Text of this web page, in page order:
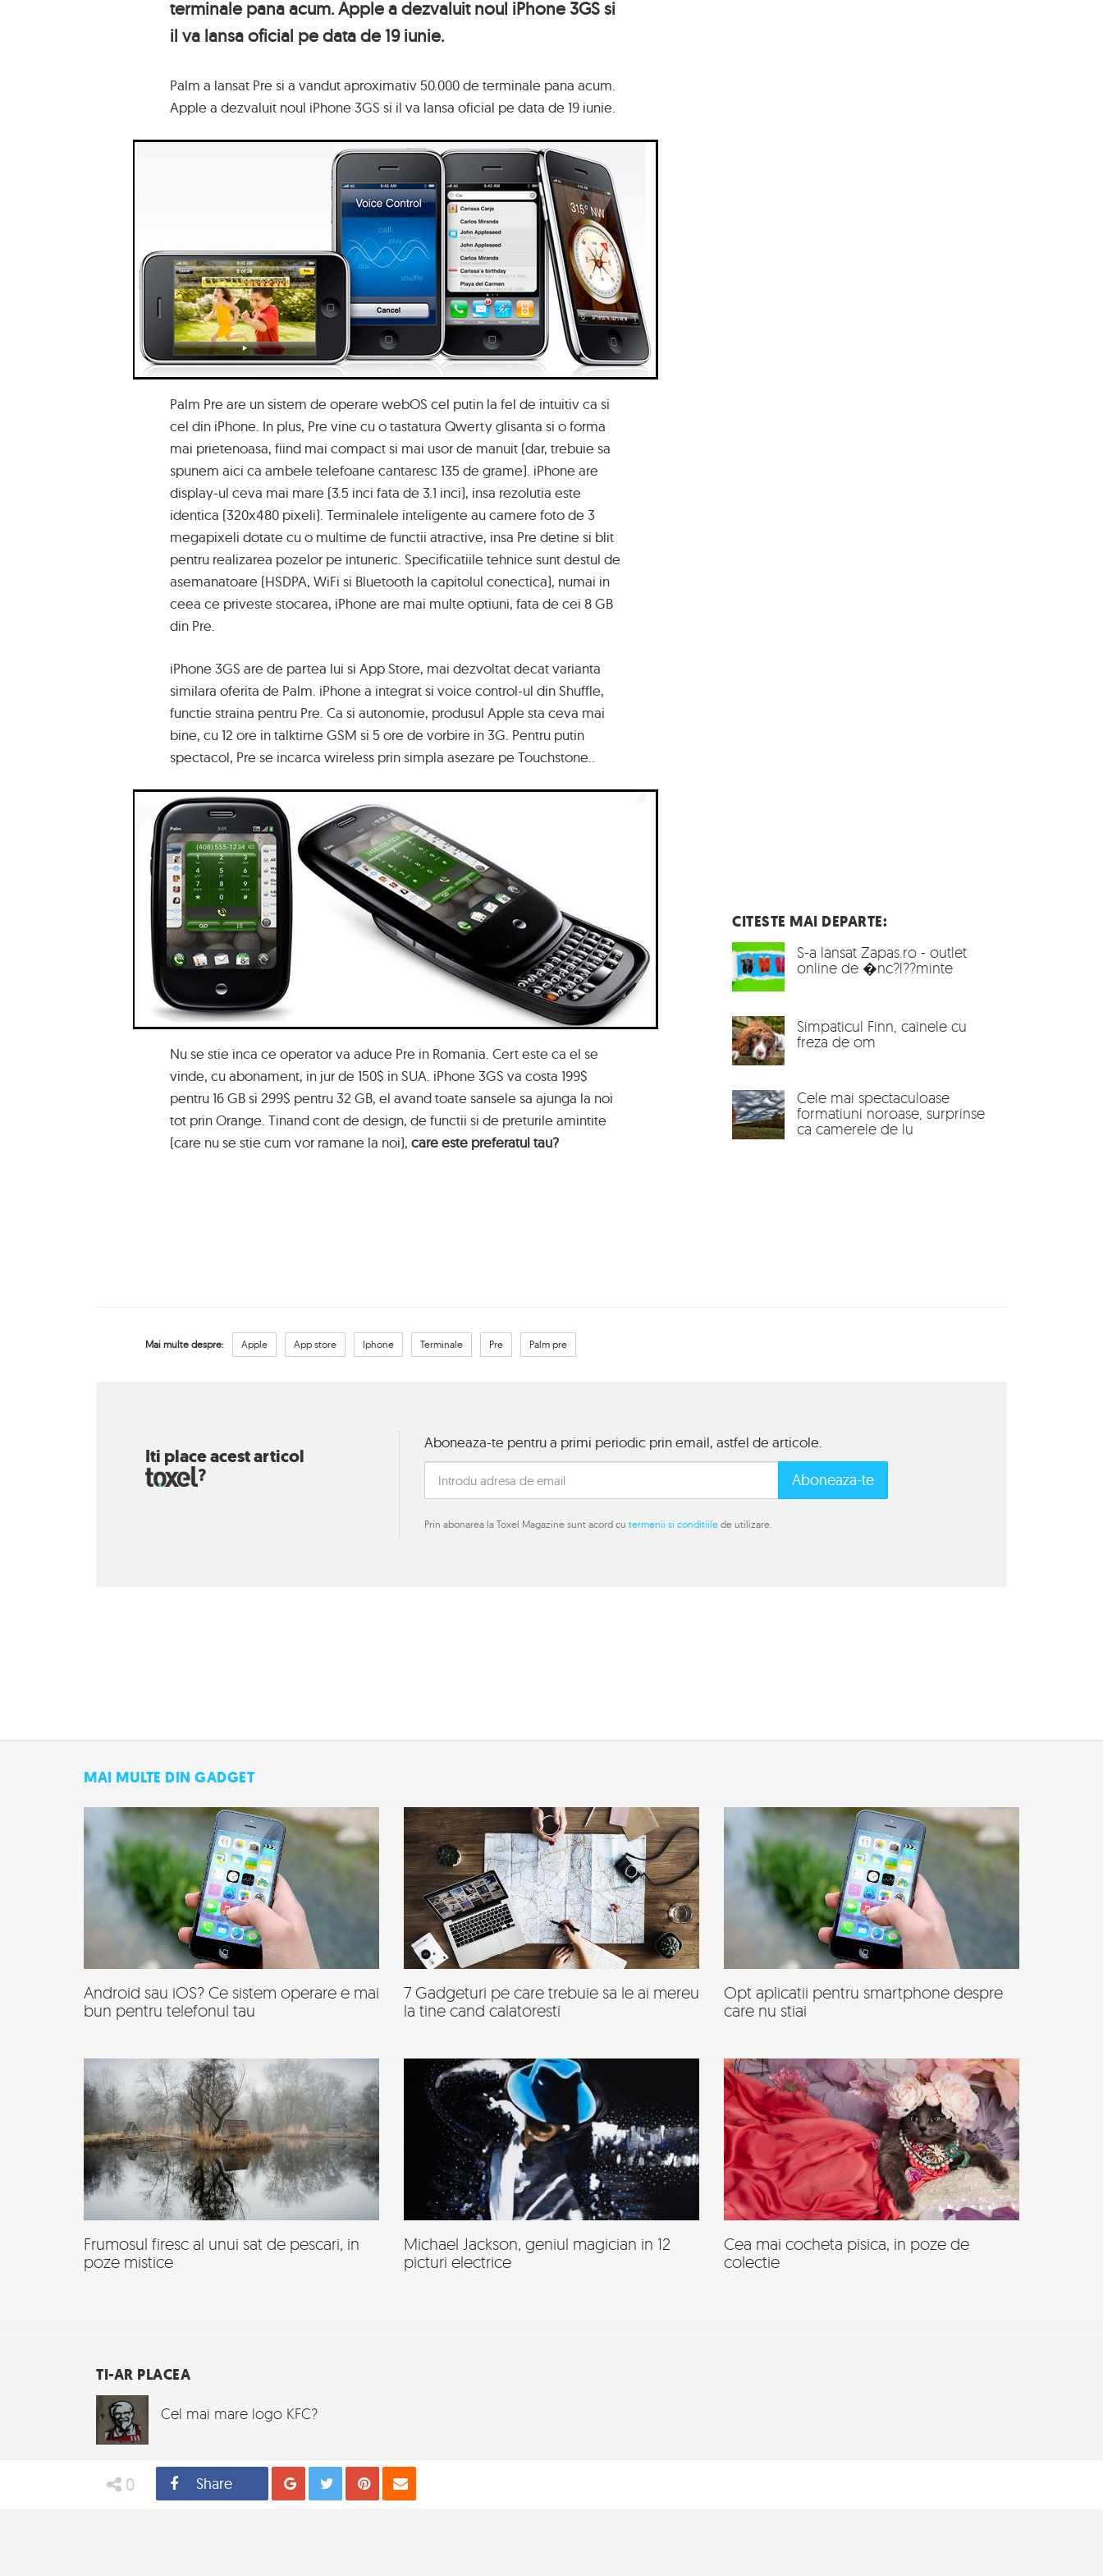
0 Share Distribuie
Tweet Pin
terminale pana acum. Apple a dezvaluit noul iPhone 3GS si
il va lansa oficial pe data de 19 iunie.
Palm a lansat Pre si a vandut aproximativ 50.000 de terminale pana acum.
Apple a dezvaluit noul iPhone 3GS si il va lansa oficial pe data de 19 iunie.
Palm Pre are un sistem de operare webOS cel putin la fel de intuitiv ca si
cel din iPhone. In plus, Pre vine cu o tastatura Qwerty glisanta si o forma
mai prietenoasa, fiind mai compact si mai usor de manuit (dar, trebuie sa
spunem aici ca ambele telefoane cantaresc 135 de grame). iPhone are
display-ul ceva mai mare (3.5 inci fata de 3.1 inci), insa rezolutia este
identica (320x480 pixeli). Terminalele inteligente au camere foto de 3
megapixeli dotate cu o multime de functii atractive, insa Pre detine si blit
pentru realizarea pozelor pe intuneric. Specificatiile tehnice sunt destul de
asemanatoare (HSDPA, WiFi si Bluetooth la capitolul conectica), numai in
ceea ce priveste stocarea, iPhone are mai multe optiuni, fata de cei 8 GB
din Pre.
iPhone 3GS are de partea lui si App Store, mai dezvoltat decat varianta
similara oferita de Palm. iPhone a integrat si voice control-ul din Shuffle,
functie straina pentru Pre. Ca si autonomie, produsul Apple sta ceva mai
bine, cu 12 ore in talktime GSM si 5 ore de vorbire in 3G. Pentru putin
spectacol, Pre se incarca wireless prin simpla asezare pe Touchstone..
Nu se stie inca ce operator va aduce Pre in Romania. Cert este ca el se
vinde, cu abonament, in jur de 150$ in SUA. iPhone 3GS va costa 199$
pentru 16 GB si 299$ pentru 32 GB, el avand toate sansele sa ajunga la noi
tot prin Orange. Tinand cont de design, de functii si de preturile amintite
(care nu se stie cum vor ramane la noi), care este preferatul tau?
CITESTE MAI DEPARTE:
S-a lansat Zapas.ro - outlet
online de �nc?l??minte
Simpaticul Finn, cainele cu
freza de om
Cele mai spectaculoase
formatiuni noroase, surprinse
ca camerele de lu
Mai multe despre: Apple App store Iphone Terminale Pre Palm pre
Iti place acest articol
?
Aboneaza-te pentru a primi periodic prin email, astfel de articole.
Aboneaza-te
Prin abonarea la Toxel Magazine sunt acord cu termenii si conditiile de utilizare.
MAI MULTE DIN GADGET
Android sau iOS? Ce sistem operare e mai
bun pentru telefonul tau
7 Gadgeturi pe care trebuie sa le ai mereu
la tine cand calatoresti
Opt aplicatii pentru smartphone despre
care nu stiai
Frumosul firesc al unui sat de pescari, in
poze mistice
Michael Jackson, geniul magician in 12
picturi electrice
Cea mai cocheta pisica, in poze de
colectie
TI-AR PLACEA
Cel mai mare logo KFC?
Noul iPhone 3GS